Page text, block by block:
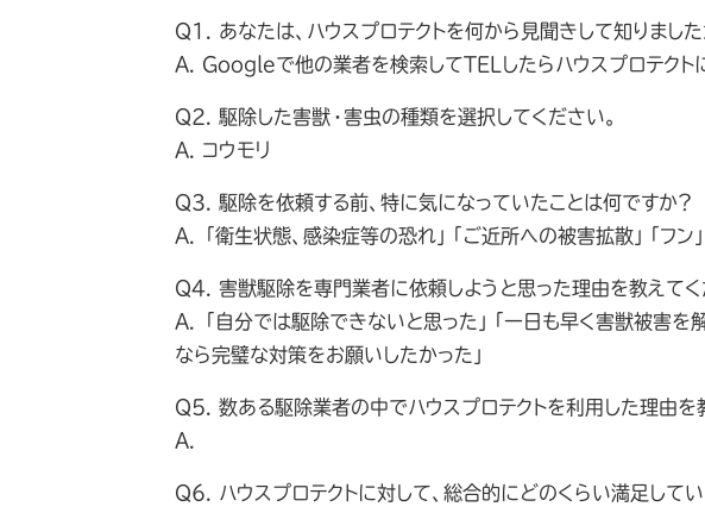
Q1. あなたは、ハウスプロテクトを何から見聞きして知りました
A. Googleで他の業者を検索してTELしたらハウスプロテクト
Q2. 駆除した害獣・害虫の種類を選択してください。
A. コウモリ
Q3. 駆除を依頼する前、特に気になっていたことは何ですか？
A. 「衛生状態、感染症等の恐れ」「ご近所への被害拡散」「フン」
Q4. 害獣駆除を専門業者に依頼しようと思った理由を教えてく
A. 「自分では駆除できないと思った」「一日も早く害獣被害を
なら完璧な対策をお願いしたかった」
Q5. 数ある駆除業者の中でハウスプロテクトを利用した理由を
A.
Q6. ハウスプロテクトに対して、総合的にどのくらい満足してい